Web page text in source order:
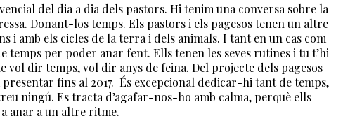
del dia a dia dels pastors. Hi tenim una conversa sobre la
Donant-los temps. Els pastors i els pagesos tenen un altre
i amb els cicles de la terra i dels animals. I tant en un cas com
temps per poder anar fent. Ells tenen les seves rutines i tu t’hi
vol dir temps, vol dir anys de feina. Del projecte dels pagesos
fins al 2017. És excepcional dedicar-hi tant de temps,
ningú. Es tracta d’agafar-nos-ho amb calma, perquè ells
anar a un altre ritme.